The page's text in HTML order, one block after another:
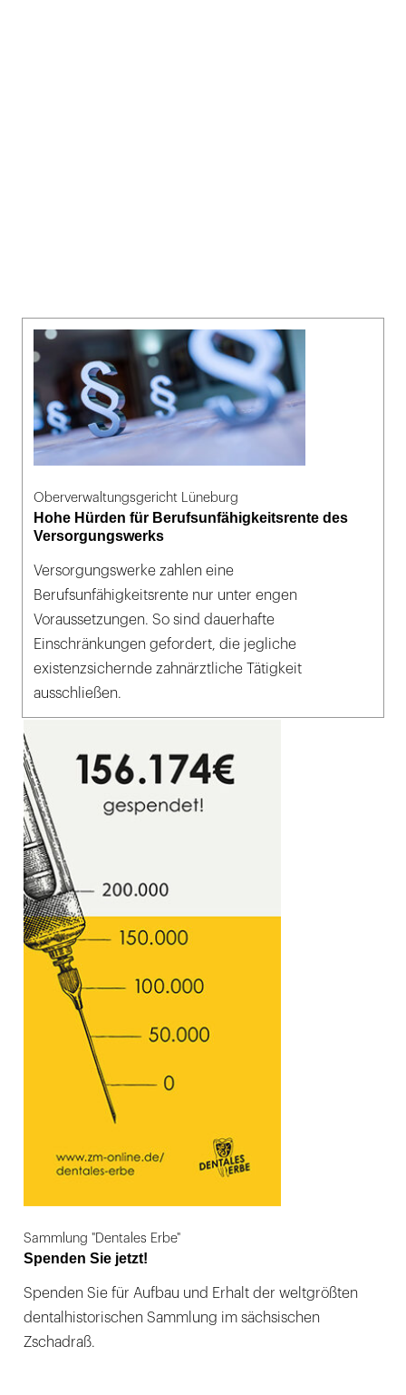
Oberverwaltungsgericht Lüneburg
Hohe Hürden für Berufsunfähigkeitsrente des
Versorgungswerks
Versorgungswerke zahlen eine
Berufsunfähigkeitsrente nur unter engen
Voraussetzungen. So sind dauerhafte
Einschränkungen gefordert, die jegliche
existenzsichernde zahnärztliche Tätigkeit
ausschließen.
Sammlung "Dentales Erbe"
Spenden Sie jetzt!
Spenden Sie für Aufbau und Erhalt der weltgrößten
dentalhistorischen Sammlung im sächsischen
Zschadraß.